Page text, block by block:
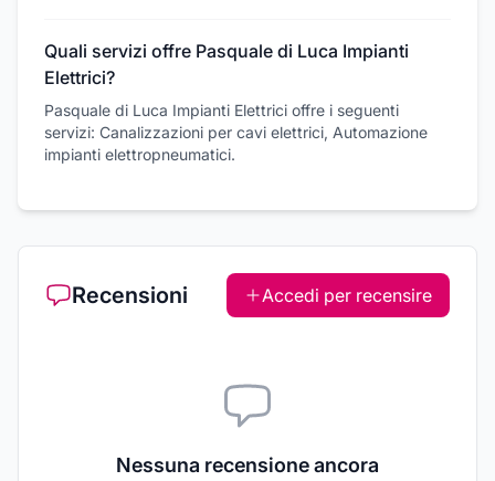
Quali servizi offre Pasquale di Luca Impianti
Elettrici?
Pasquale di Luca Impianti Elettrici offre i seguenti
servizi: Canalizzazioni per cavi elettrici, Automazione
impianti elettropneumatici.
Recensioni Accedi per recensire
Nessuna recensione ancora